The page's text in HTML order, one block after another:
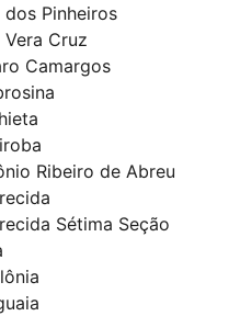
dos Pinheiros
Cruz
Camargos
Ribeiro de Abreu
Sétima Seção